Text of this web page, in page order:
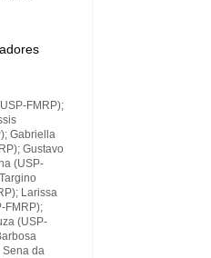
FMRP);
Gabriella
Gustavo
(USP-
Larissa
FMRP);
(USP-
Sena da